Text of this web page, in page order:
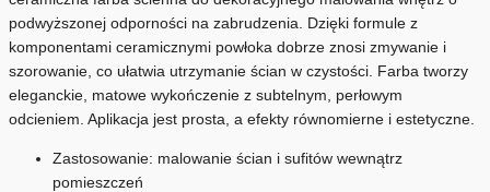
podwyższonej odporności na zabrudzenia. Dzięki formule z
komponentami ceramicznymi powłoka dobrze znosi zmywanie i
szorowanie, co ułatwia utrzymanie ścian w czystości. Farba tworzy
eleganckie, matowe wykończenie z subtelnym, perłowym
odcieniem. Aplikacja jest prosta, a efekty równomierne i estetyczne.
Zastosowanie: malowanie ścian i sufitów wewnątrz
pomieszczeń